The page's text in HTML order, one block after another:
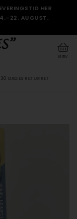
HER
AUGUST.
KURV
30 DAGES RETURRET